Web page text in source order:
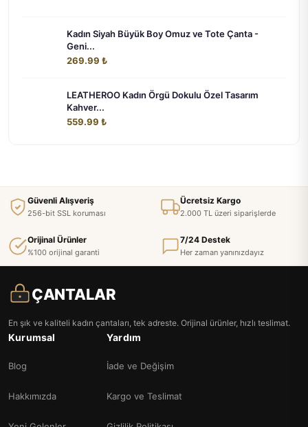
Kadın Siyah Büyük Boy Omuz ve Tote Çanta -
Geni...
269.99 ₺
LEATHEROO Kadın Örgü Dokulu Özel Tasarım
Kahver...
559.99 ₺
Güvenli Alışveriş
256-bit SSL koruması
Ücretsiz Kargo
2.000 TL üzeri siparişlerde
Orijinal Ürünler
%100 orijinal garanti
7/24 Destek
Her zaman yanınızdayız
ÇANTALAR
En şık ve kaliteli kadın çantaları, tek adreste. Orijinal ürünler, hızlı teslimat.
Kurumsal
Blog
Hakkımızda
Yardım
İade ve Değişim
Kargo ve Teslimat